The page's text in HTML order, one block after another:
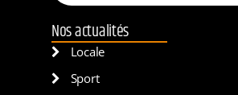
Nos actualités
Locale
Sport